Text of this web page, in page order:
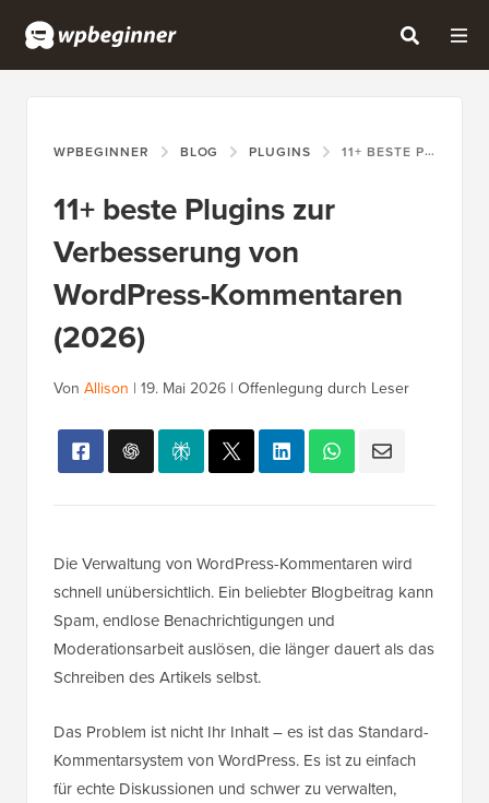
WPBEGINNER BLOG PLUGINS 11+ BESTE PLUGINS ZUR VERBESSERUNG VON WORDPRESS-KOMMENTAREN (2026)
11+ beste Plugins zur
Verbesserung von
WordPress-Kommentaren
(2026)
Von Allison | 19. Mai 2026 | Offenlegung durch Leser
Die Verwaltung von WordPress-Kommentaren wird
schnell unübersichtlich. Ein beliebter Blogbeitrag kann
Spam, endlose Benachrichtigungen und
Moderationsarbeit auslösen, die länger dauert als das
Schreiben des Artikels selbst.
Das Problem ist nicht Ihr Inhalt – es ist das Standard-
Kommentarsystem von WordPress. Es ist zu einfach
für echte Diskussionen und schwer zu verwalten,